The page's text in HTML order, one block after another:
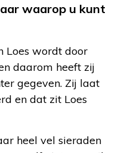
waarop u kunt
Loes wordt door
daarom heeft zij
gegeven. Zij laat
en dat zit Loes
heel vel sieraden